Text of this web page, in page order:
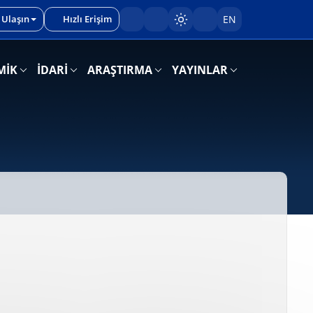
İDARİ ARAŞTIRMA YAYINLAR
Hızlı Erişim Sayfayı karart/aç
EN